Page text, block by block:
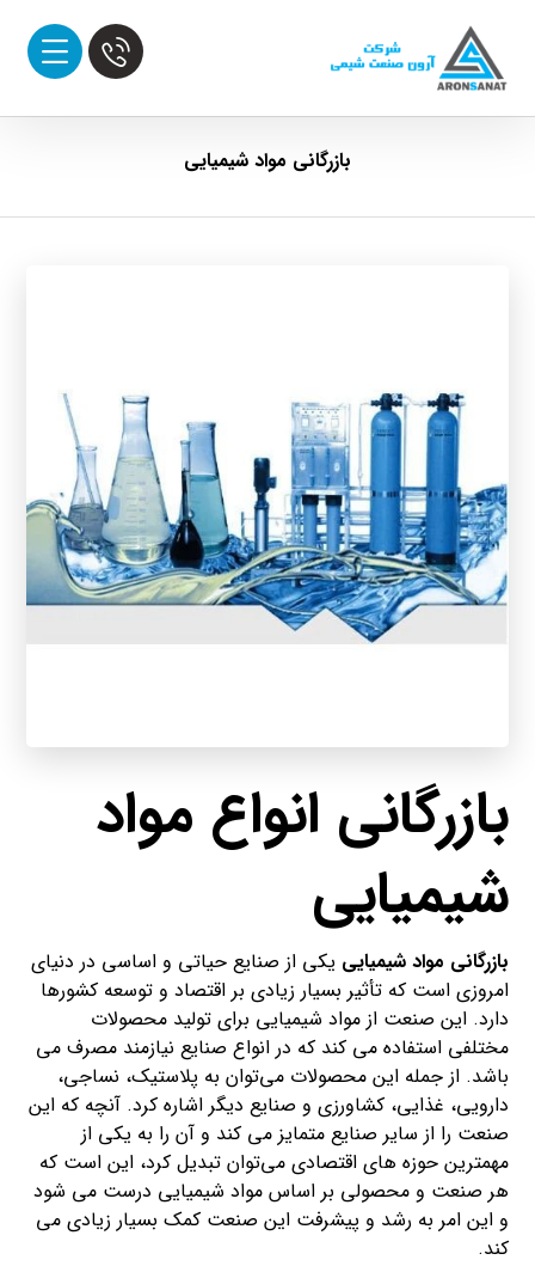
بازرگانی مواد شیمیایی
بازرگانی انواع مواد
شیمیایی
بازرگانی مواد شیمیایی یکی از صنایع حیاتی و اساسی در دنیای
امروزی است که تأثیر بسیار زیادی بر اقتصاد و توسعه کشورها
دارد. این صنعت از مواد شیمیایی برای تولید محصولات
مختلفی استفاده می کند که در انواع صنایع نیازمند مصرف می
باشد. از جمله این محصولات می‌توان به پلاستیک، نساجی،
دارویی، غذایی، کشاورزی و صنایع دیگر اشاره کرد. آنچه که این
صنعت را از سایر صنایع متمایز می کند و آن را به یکی از
مهمترین حوزه های اقتصادی می‌توان تبدیل کرد، این است که
هر صنعت و محصولی بر اساس مواد شیمیایی درست می شود
و این امر به رشد و پیشرفت این صنعت کمک بسیار زیادی می
کند.